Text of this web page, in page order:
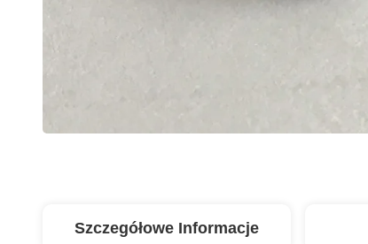
Szczegółowe Informacje